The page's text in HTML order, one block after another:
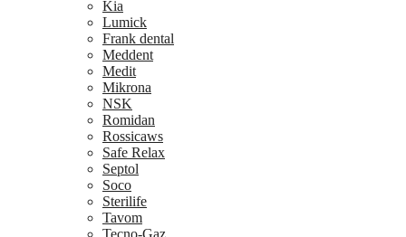
Kia
Lumick
Frank dental
Meddent
Medit
Mikrona
NSK
Romidan
Rossicaws
Safe Relax
Septol
Soco
Sterilife
Tavom
Tecno-Gaz